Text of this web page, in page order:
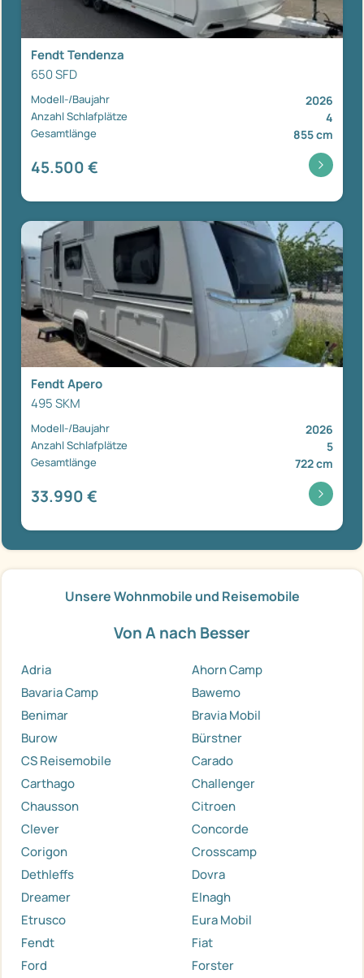
Fendt Tendenza
650 SFD
Modell-/Baujahr 2026
Anzahl Schlafplätze 4
Gesamtlänge 855 cm
45.500 €
Fendt Apero
495 SKM
Modell-/Baujahr 2026
Anzahl Schlafplätze 5
Gesamtlänge 722 cm
33.990 €
Unsere Wohnmobile und Reisemobile
Von A nach Besser
Adria
Ahorn Camp
Bavaria Camp
Bawemo
Benimar
Bravia Mobil
Burow
Bürstner
CS Reisemobile
Carado
Carthago
Challenger
Chausson
Citroen
Clever
Concorde
Corigon
Crosscamp
Dethleffs
Dovra
Dreamer
Elnagh
Etrusco
Eura Mobil
Fendt
Fiat
Ford
Forster